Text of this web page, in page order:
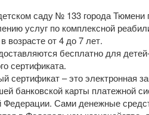
саду № 133 города Тюмени
услуг по комплексной
возрасте от 4 до 7 лет.
бесплатно для
сертификата.
сертификат – это электронная
банковской карты
Федерации. Сами денежные